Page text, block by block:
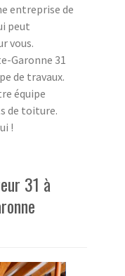
entreprise de
peut
vous.
Garonne 31
de travaux.
équipe
de toiture.
!
31 à